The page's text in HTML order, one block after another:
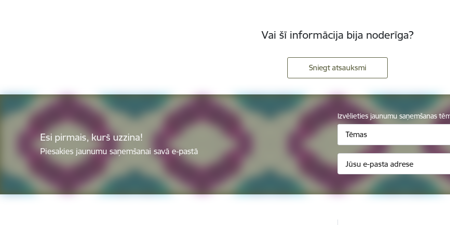
Vai šī informācija bija noderīga?
Sniegt atsauksmi
Esi pirmais, kurš uzzina!
Piesakies jaunumu saņemšanai savā e-pastā
Izvēlieties jaunumu saņemšanas
Tēmas